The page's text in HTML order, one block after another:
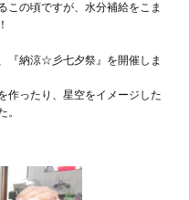
この頃ですが、水分補給をこま
『納涼☆彡七夕祭』を開催しま
作ったり、星空をイメージした
。